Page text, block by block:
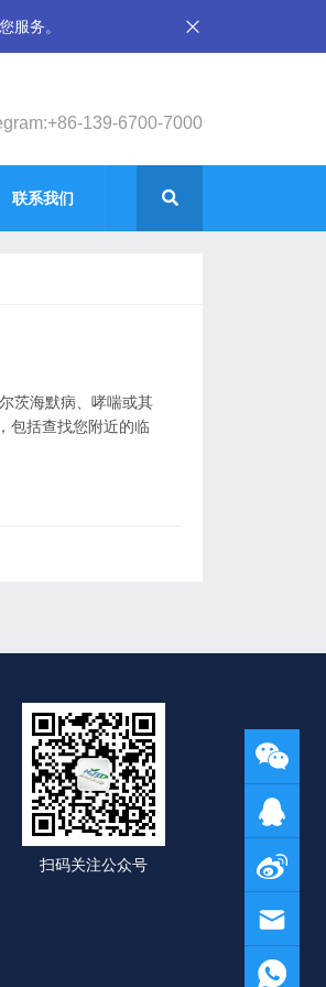
服务。
139-6700-7000
联系我们
茨海默病、哮喘或其
包括查找您附近的临
扫码关注公众号